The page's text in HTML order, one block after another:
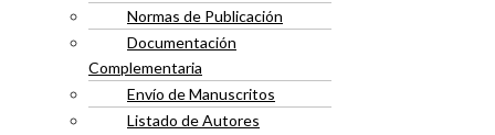
Normas de Publicación
Documentación
Complementaria
Envío de Manuscritos
Listado de Autores